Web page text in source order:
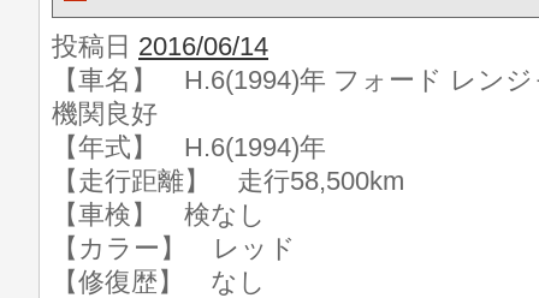
投稿日 2016/06/14
【車名】 H.6(1994)年 フォード レン
機関良好
【年式】 H.6(1994)年
【走行距離】 走行58,500km
【車検】 検なし
【カラー】 レッド
【修復歴】 なし